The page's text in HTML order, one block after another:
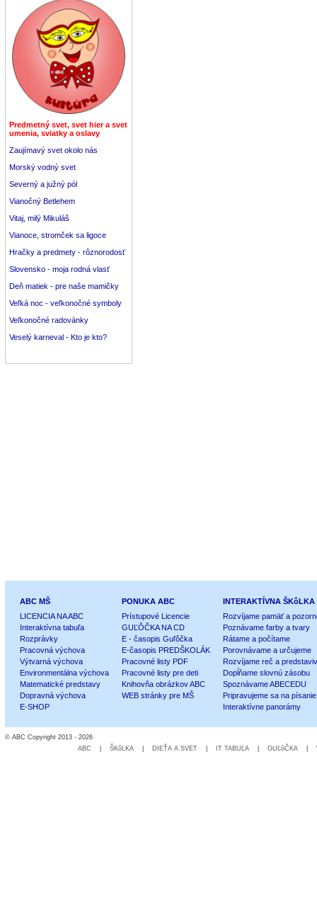
Predmetný svet, svet hier a svet
umenia, sviatky a oslavy
Zaujímavý svet okolo nás
Morský vodný svet
Severný a južný pól
Vianočný Betlehem
Vitaj, milý Mikuláš
Vianoce, stromček sa ligoce
Hračky a predmety - rôznorodosť
Slovensko - moja rodná vlasť
Deň matiek - pre naše mamičky
Veľká noc - veľkonočné symboly
Veľkonočné radovánky
Veselý karneval - Kto je kto?
ABC MŠ
LICENCIA NA ABC
Interaktívna tabuľa
Rozprávky
Pracovná výchova
Výtvarná výchova
Environmentálna výchova
Matematické predstavy
Dopravná výchova
E-SHOP
PONUKA ABC
Prístupové Licencie
GUĽÔČKA NA CD
E - časopis Guľôčka
E-časopis PREDŠKOLÁK
Pracovné listy PDF
Pracovné listy pre deti
Knihovňa obrázkov ABC
WEB stránky pre MŠ
INTERAKTÍVNA ŠKôLKA
Rozvíjame pamäť a
Poznávame farby a tvary
Rátame a počítame
Porovnávame a určujeme
Rozvíjame reč a
Dopĺňame slovnú zásobu
Spoznávame ABECEDU
Pripravujeme sa na písanie
Interaktívne panorámy
© ABC Copyright 2013 - 2026
ABC
ŠKôLKA DIEŤA A SVET IT TABUĽA GUĽôČKA